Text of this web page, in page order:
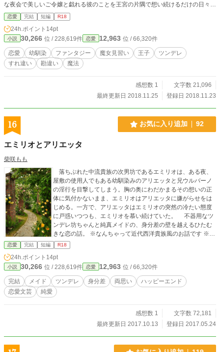
な夜会で美しいご令嬢と戯れる彼のことを王宮の片隅で想い続けるだけの日々を
送っていた。
恋愛 完結 短編 R18
24h.ポイント 14pt
小説 30,266 位 / 228,619件 恋愛 12,963 位 / 66,320件
恋愛 幼馴染 ファンタジー 魔女見習い 王子
ツンデレ
すれ違い
勘違い 魔法
感想数 1
文字数 21,096
最終更新日 2018.11.25
登録日 2018.11.23
16 お気に入り追加 92
エミリオとアリエッタ
柴咲もも
落ちぶれた中流貴族の次男坊であるエミリオは、ある夜、
屋敷の使用人でもある幼馴染みのアリエッタと兄ウルバーノ
の淫行を目撃してしまう。胸の奥にわだかまるその想いの正
体に気付かないまま、エミリオはアリエッタに嫌がらせをは
じめる。一方で、アリエッタはエミリオの突然の冷たい態度
に戸惑いつつも、エミリオを慕い続けていた。 不器用なツ
ンデレ坊ちゃんと純真メイドの、身分差の壁を越えるひたむ
きな恋の話。 ※なんちゃって近代西洋貴族風のお話です ※エ
ブリスタ・ムーンライトノベルズにも掲載 ※2017.10.09 本編
完結しました
恋愛 完結 短編 R18
24h.ポイント 14pt
小説 30,266 位 / 228,619件 恋愛 12,963 位 / 66,320件
完結 メイド ツンデレ 身分差 両思い
ハッピーエンド
恋愛文芸
純愛
感想数 1
文字数 72,181
最終更新日 2017.10.13
登録日 2017.05.24